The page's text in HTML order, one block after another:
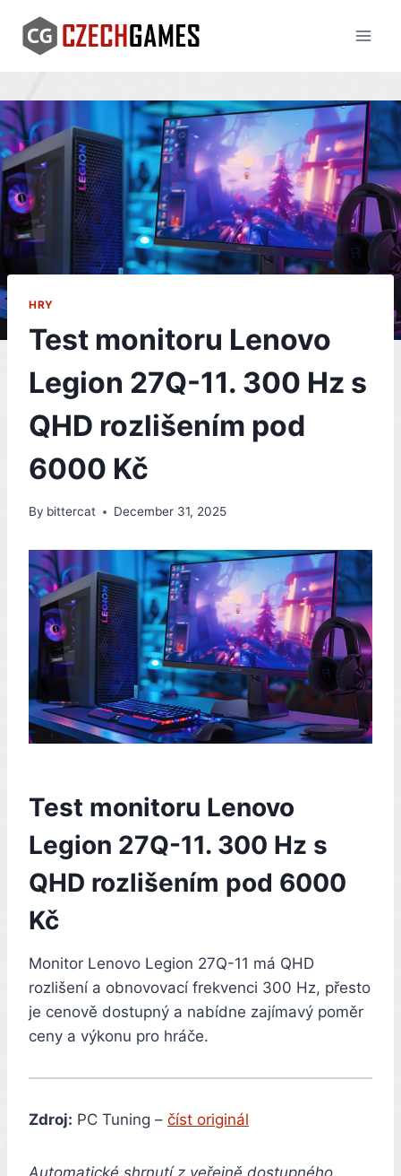
content
HRY
Test monitoru Lenovo
Legion 27Q-11. 300 Hz s
QHD rozlišením pod
6000 Kč
By bittercat December 31, 2025
Test monitoru Lenovo
Legion 27Q-11. 300 Hz s
QHD rozlišením pod 6000
Kč
Monitor Lenovo Legion 27Q-11 má QHD
rozlišení a obnovovací frekvenci 300 Hz, přesto
je cenově dostupný a nabídne zajímavý poměr
ceny a výkonu pro hráče.
Zdroj: PC Tuning – číst originál
Automatické shrnutí z veřejně dostupného